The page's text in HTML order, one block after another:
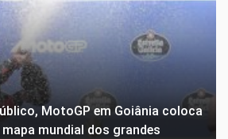
MotoGP em Goiânia coloca
mundial dos grandes